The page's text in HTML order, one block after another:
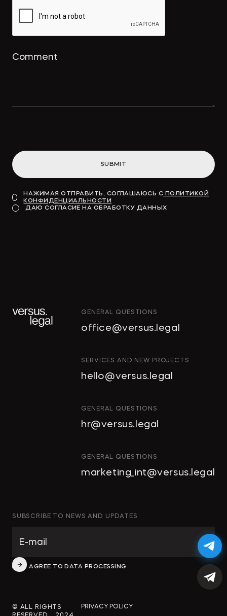
SUBMIT
НАЖИМАЯ ОТПРАВИТЬ, СОГЛАШАЮСЬ С ПОЛИТИКОЙ
КОНФИДЕНЦИАЛЬНОСТИ
ДАЮ СОГЛАСИЕ НА ОБРАБОТКУ ДАННЫХ
ИНТЕЛЛЕКТУАЛЬНАЯ
ИНВЕСТИЦИОННЫЕ
СТРОИТЕЛЬСТВО
И НЕДВИЖИМОСТЬ
АРХИТЕКТУРА
КОРПОРАТИВНОЕ ПРАВО И
M&A
РАЗРЕШЕНИЕ СПОРОВ
БАНКОВСКОЕ ПРАВО
GENERAL QUESTIONS
office@versus.legal
SERVICES AND NEW PROJECTS
hello@versus.legal
GENERAL QUESTIONS
hr@versus.legal
GENERAL QUESTIONS
marketing_int@versus.legal
SUBSCRIBE TO NEWS AND UPDATES
I AGREE TO DATA PROCESSING
© ALL RIGHTS
PRIVACY POLICY